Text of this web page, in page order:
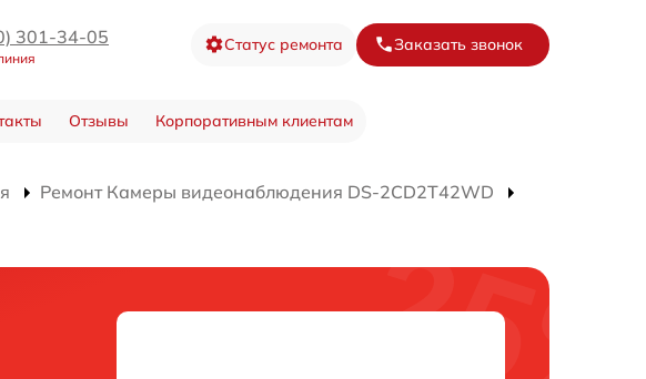
301-34-05 Статус ремонта Заказать звонок
Отзывы Корпоративным клиентам
Ремонт Камеры видеонаблюдения DS-2CD2T42WD